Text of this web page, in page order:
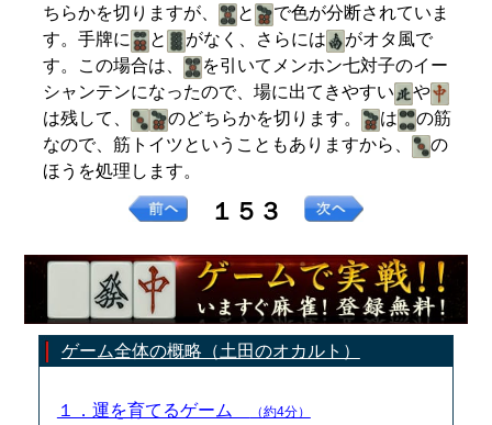
ちらかを切りますが、
と
で色が分断されていま
す。手牌に
と がなく、さらには
がオタ風で
す。この場合は、
を引いてメンホン七対子のイー
シャンテンになったので、場に出てきやすい
や
は残して、
のどちらかを切ります。 は
の筋
なので、筋トイツということもありますから、
の
ほうを処理します。
１５３
ゲーム全体の概略（土田のオカルト）
１．運を育てるゲーム （約4分）